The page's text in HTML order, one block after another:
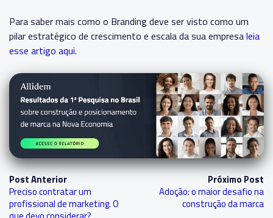
Para saber mais como o Branding deve ser visto como um
pilar estratégico de crescimento e escala da sua empresaleia
esse artigo aqui.
Post Anterior
Preciso contratar um
profissional de marketing. O
Próximo Post
Adoção: o maior desafio na
construção da marca